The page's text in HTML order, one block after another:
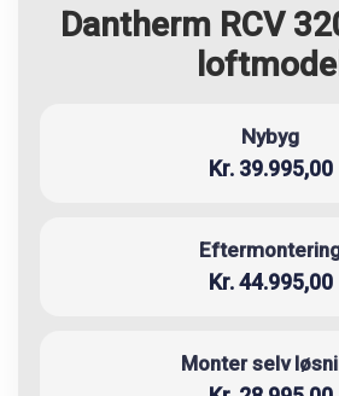
Dantherm RCV
loftmodel
Nybyg
Kr. 39.995,00
Kr. 44.995,00
Monter selv